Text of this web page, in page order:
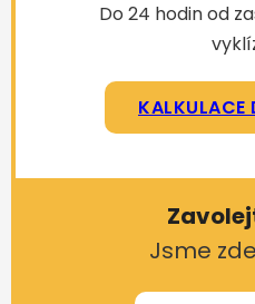
Do 24 hodin od
KALKULACE
Jsme